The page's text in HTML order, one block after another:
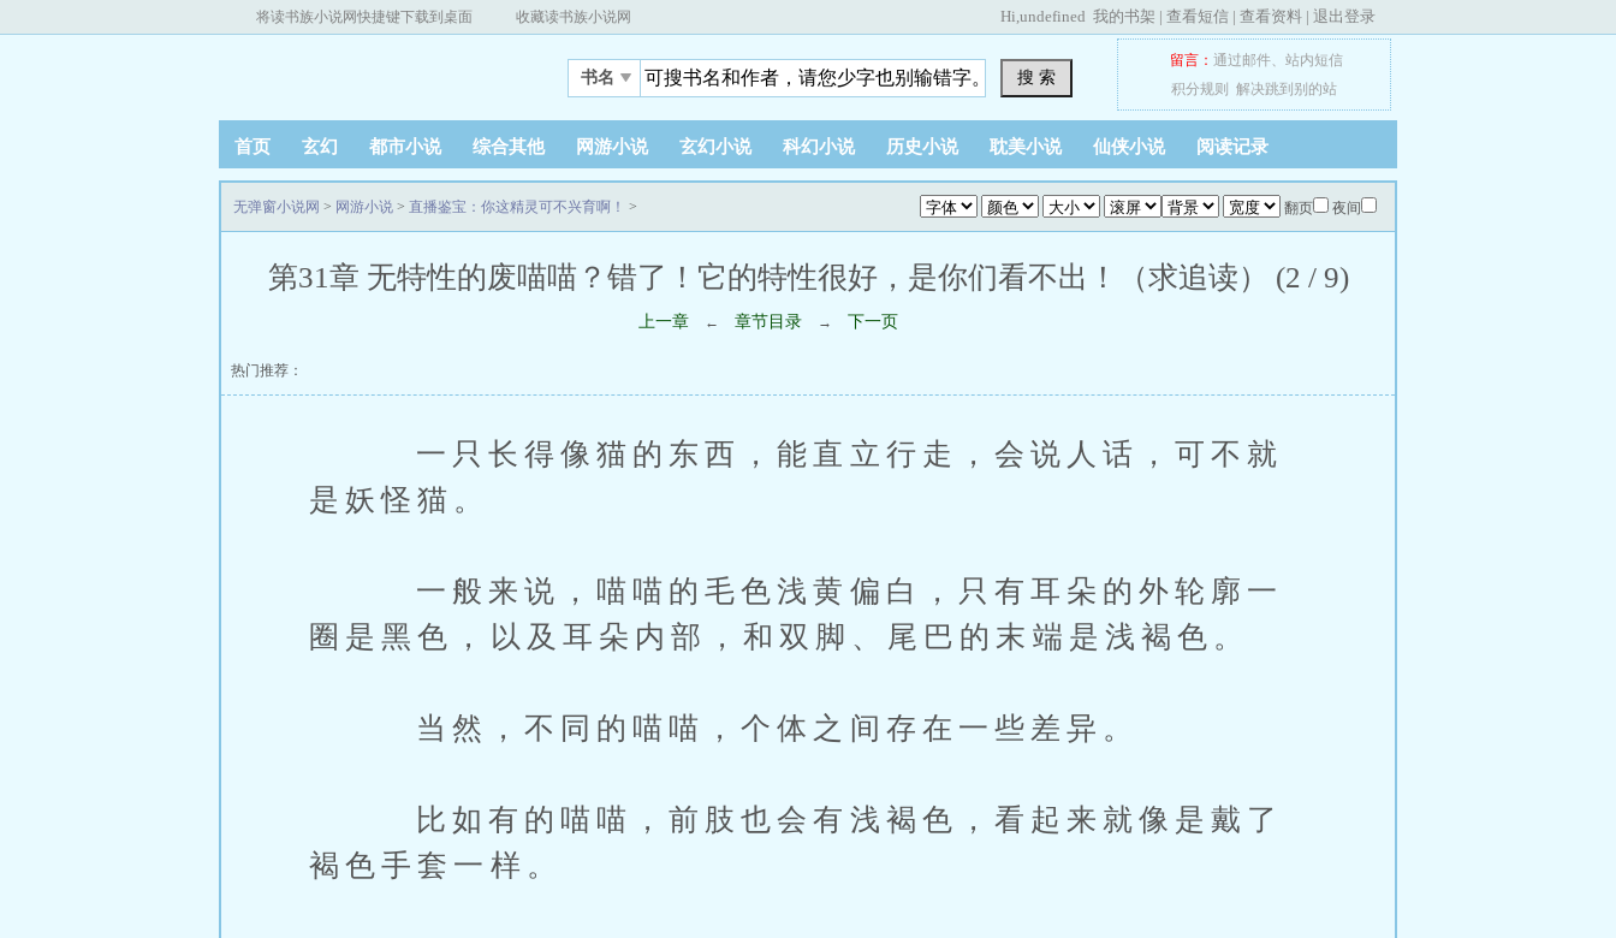
将读书族小说网快捷键下载到桌面 收藏读书族小说网 Hi,undefined 我的书架 | 查看短信 | 查看资料 | 退出登录
书名 搜 索
留言： 通过邮件、 站内短信
积分规则
解决跳到别的站
首页 玄幻 都市小说 综合其他 网游小说 玄幻小说 科幻小说 历史小说 耽美小说 仙侠小说 阅读记录
翻页 夜间
无弹窗小说网 > 网游小说 > 直播鉴宝：你这精灵可不兴育啊！ >
第31章 无特性的废喵喵？错了！它的特性很好，是你们看不出！（求追读） (2 / 9)
上一章 ← 章节目录 → 下一页
热门推荐：
一只长得像猫的东西，能直立行走，会说人话，可不就
是妖怪猫。
一般来说，喵喵的毛色浅黄偏白，只有耳朵的外轮廓一
圈是黑色，以及耳朵内部，和双脚、尾巴的末端是浅褐色。
当然，不同的喵喵，个体之间存在一些差异。
比如有的喵喵，前肢也会有浅褐色，看起来就像是戴了
褐色手套一样。